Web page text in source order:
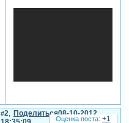
Поделиться
2
08-10-2012
+1